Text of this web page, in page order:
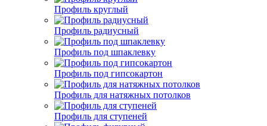
Профиль круглый
Профиль радиусный
Профиль под шпаклевку
Профиль под гипсокартон
Профиль для натяжных потолков
Профиль для ступеней